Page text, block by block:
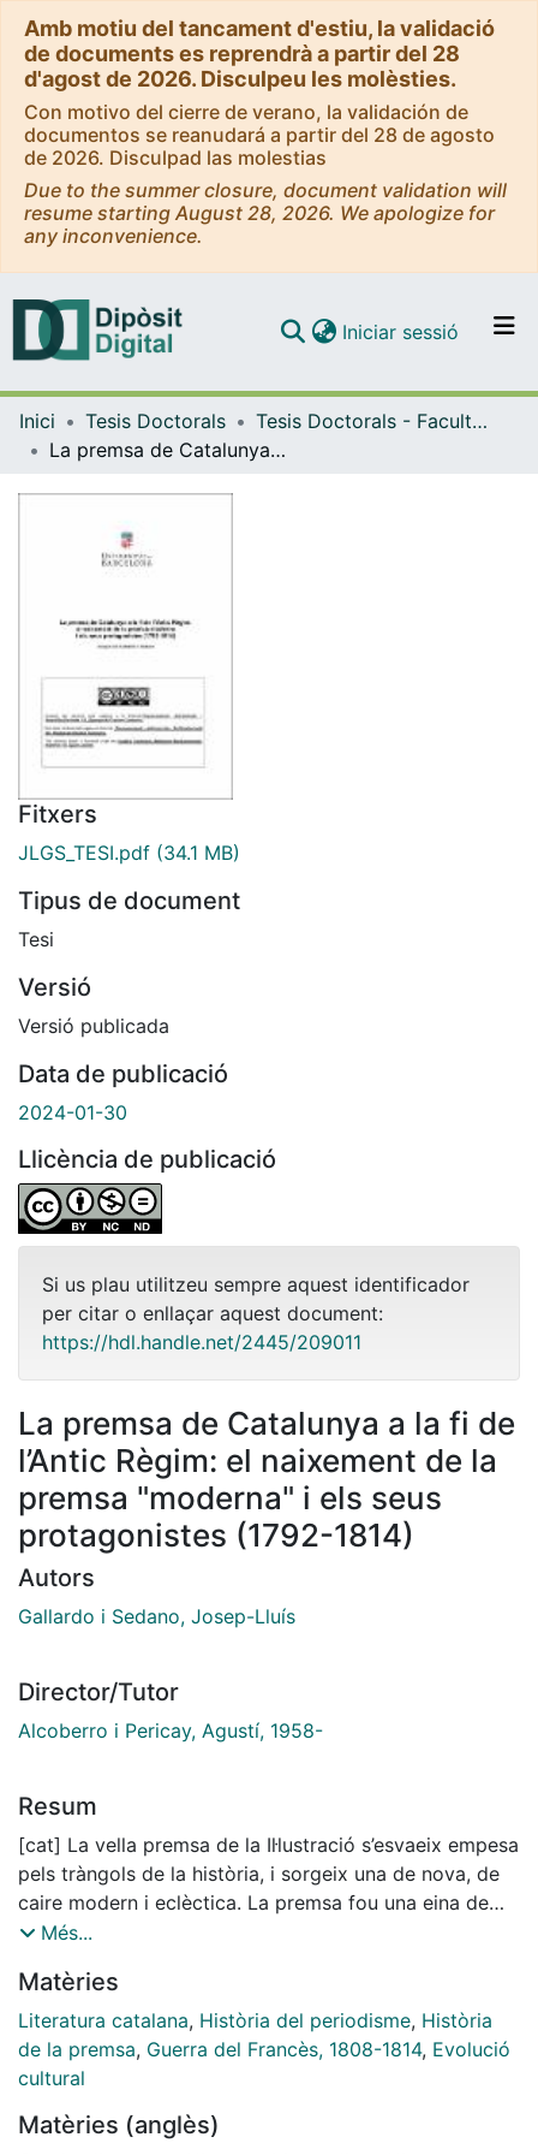
Amb motiu del tancament d'estiu, la validació
de documents es reprendrà a partir del 28
d'agost de 2026. Disculpeu les molèsties.
Con motivo del cierre de verano, la validación de
documentos se reanudará a partir del 28 de agosto
de 2026. Disculpad las molestias
Due to the summer closure, document validation will
resume starting August 28, 2026. We apologize for
any inconvenience.
Navega per tot el DD
Com publicar
Iniciar sessió (current)
Inici Tesis Doctorals
Tesis Doctorals - Facultat - Filologia
La premsa de Catalunya a la fi de l’Antic Règim: el naixement de la premsa "moderna" i els seus protagonistes (1792-1814)
Fitxers
JLGS_TESI.pdf (34.1 MB)
Tipus de document
Tesi
Versió
Versió publicada
Data de publicació
2024-01-30
Llicència de publicació
Si us plau utilitzeu sempre aquest identificador
per citar o enllaçar aquest document:
https://hdl.handle.net/2445/209011
La premsa de Catalunya a la fi de
l’Antic Règim: el naixement de la
premsa "moderna" i els seus
protagonistes (1792-1814)
Autors
Gallardo i Sedano, Josep-Lluís
Director/Tutor
Alcoberro i Pericay, Agustí, 1958-
Resum
[cat] La vella premsa de la Il·lustració s’esvaeix empesa
pels tràngols de la història, i sorgeix una de nova, de
caire modern i eclèctica. La premsa fou una eina de
propaganda política, però també una via de
diversa que conté les claus per a entendre el període i,
alhora, el transforma.
Entre els anys 1792 i 1814, aparegueren a Catalunya
fins a 57 publicacions periòdiques, amb diversitat de
1808, dos d’ells a Barcelona: la Gazeta de Barcelona,
Més...
Matèries
Literatura catalana, Història del periodisme, Història
de la premsa, Guerra del Francès, 1808-1814, Evolució
cultural
Matèries (anglès)